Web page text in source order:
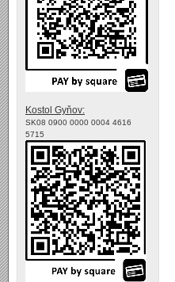
Kostol Gyňov:
SK08 0900 0000 0004 4616
5715